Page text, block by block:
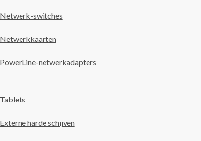
Netwerk-switches
Netwerkkaarten
PowerLine-netwerkadapters
Tablets
Externe harde schijven